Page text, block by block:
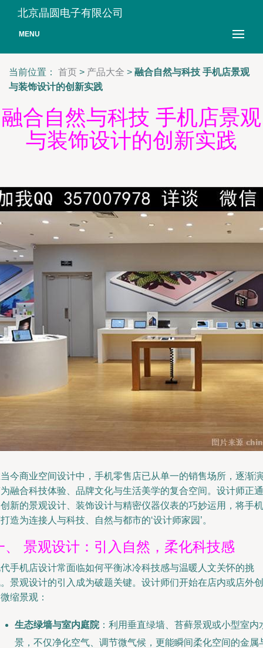
北京晶圆电子有限公司
MENU
当前位置： 首页 > 产品大全 > 融合自然与科技 手机店景观
与装饰设计的创新实践
融合自然与科技 手机店景观
与装饰设计的创新实践
今商业空间设计中，手机零售店已从单一的销售场所，逐渐演
融合科技体验、品牌文化与生活美学的复合空间。设计师正通
新的景观设计、装饰设计与精密仪器仪表的巧妙运用，将手机
造为连接人与科技、自然与都市的‘设计师家园’。
、 景观设计：引入自然，柔化科技感
手机店设计常面临如何平衡冰冷科技感与温暖人文关怀的挑
景观设计的引入成为破题关键。设计师们开始在店内或店外创
缩景观：
生态绿墙与室内庭院：利用垂直绿墙、苔藓景观或小型室内
景，不仅净化空气、调节微气候，更能瞬间柔化空间的金属